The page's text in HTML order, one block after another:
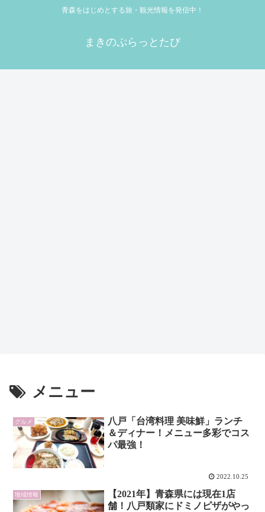
青森をはじめとする旅・観光情報を発信中！
まきのぷらっとたび
メニュー
グルメ
八戸「台湾料理 美味鮮」ランチ
＆ディナー！メニュー多彩でコス
パ最強！
2022.10.25
地域情報
【2021年】青森県には現在1店
舗！八戸類家にドミノピザがやっ